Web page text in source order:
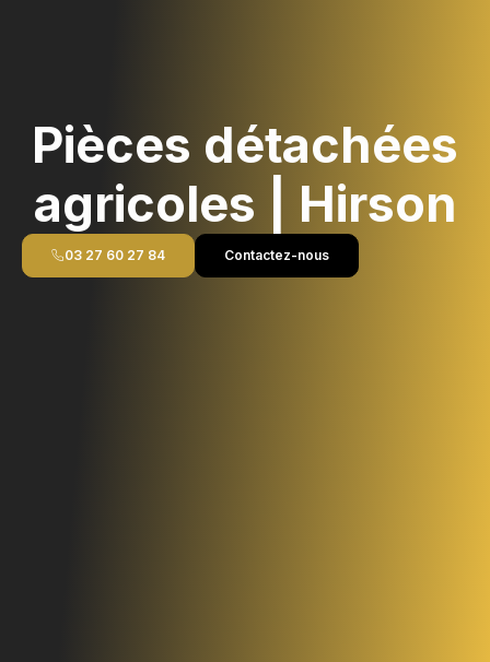
Pièces détachées
agricoles | Hirson
03 27 60 27 84 Contactez-nous